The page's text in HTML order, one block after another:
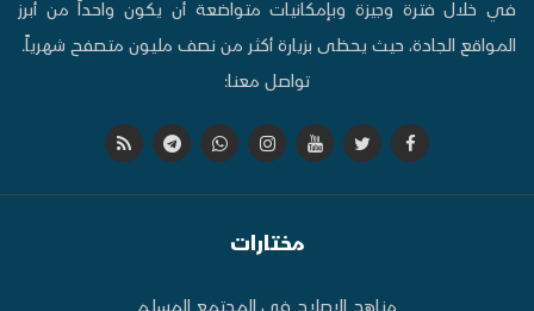
في خلال فترة وجيزة وبإمكانيات متواضعة أن يكون واحداً من أبرز
المواقع الجادة، حيث يحظى بزيارة أكثر من نصف مليون متصفح شهرياً.
تواصل معنا:
مختارات
مناهج الإصلاح في المجتمع المسلم